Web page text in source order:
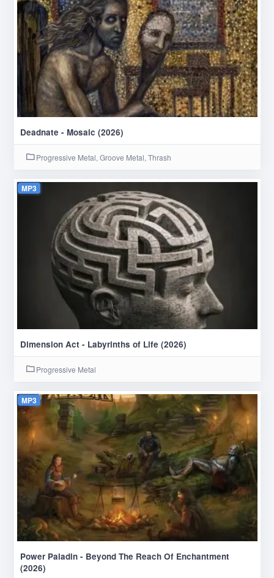
Deadnate - Mosaic (2026)
Progressive Metal, Groove Metal, Thrash
MP3
Dimension Act - Labyrinths of Life (2026)
Progressive Metal
MP3
Power Paladin - Beyond The Reach Of Enchantment
(2026)